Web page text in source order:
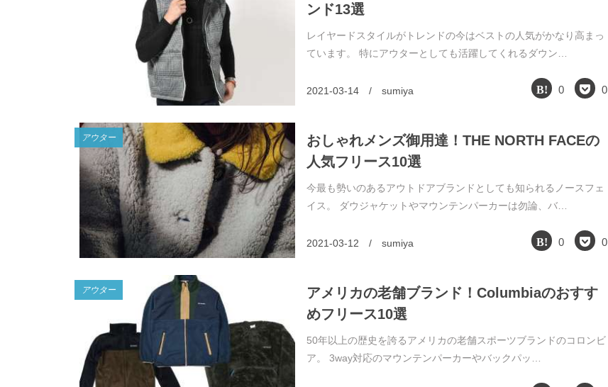
ンド13選
レイヤードスタイルがトレンドの今はベストの人気がかなり高まっ
ています。 特にアウターとしても活躍してくれるダウン…
2021-03-14 / sumiya 0 0
アウター
おしゃれメンズ御用達！THE NORTH FACEの
人気フリース10選
今最も勢いのあるアウトドアブランドとしても知られるノースフェ
イス。 ダウジャケットやマウンテンパーカーは勿論、バ…
2021-03-12 / sumiya 0 0
アウター
アメリカの老舗ブランド！Columbiaのおすす
めフリース10選
50年以上の歴史を誇るアメリカの老舗スポーツブランドのコロンビ
ア。 3way対応のマウンテンパーカーやバックパッ…